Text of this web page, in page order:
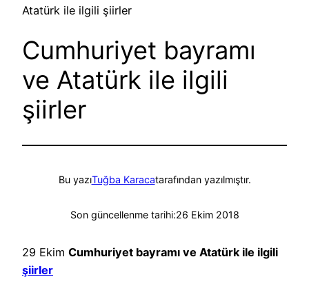
Atatürk ile ilgili şiirler
Cumhuriyet bayramı
ve Atatürk ile ilgili
şiirler
Bu yazıTuğba Karacatarafından yazılmıştır.
Son güncellenme tarihi:26 Ekim 2018
29 Ekim Cumhuriyet bayramı ve Atatürk ile ilgili
şiirler